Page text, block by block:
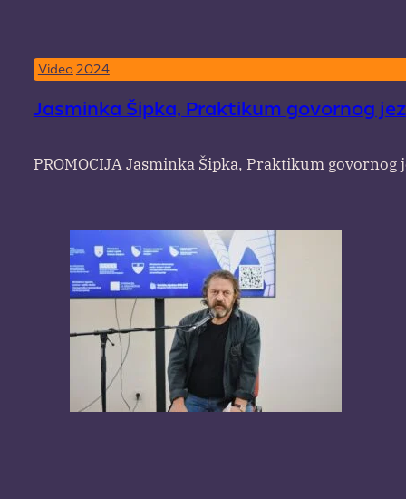
Jasminka Šipka, Praktikum govornog
Video 2024
PROMOCIJA Jasminka Šipka, Praktikum